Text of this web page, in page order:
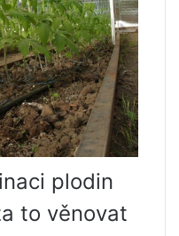
plodin
to věnovat